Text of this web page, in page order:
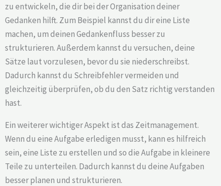
zu entwickeln, die dir bei der Organisation deiner
Gedanken hilft. Zum Beispiel kannst du dir eine Liste
machen, um deinen Gedankenfluss besser zu
strukturieren. Außerdem kannst du versuchen, deine
Sätze laut vorzulesen, bevor du sie niederschreibst.
Dadurch kannst du Schreibfehler vermeiden und
gleichzeitig überprüfen, ob du den Satz richtig verstanden
hast.
Ein weiterer wichtiger Aspekt ist das Zeitmanagement.
Wenn du eine Aufgabe erledigen musst, kann es hilfreich
sein, eine Liste zu erstellen und so die Aufgabe in kleinere
Teile zu unterteilen. Dadurch kannst du deine Aufgaben
besser planen und strukturieren.